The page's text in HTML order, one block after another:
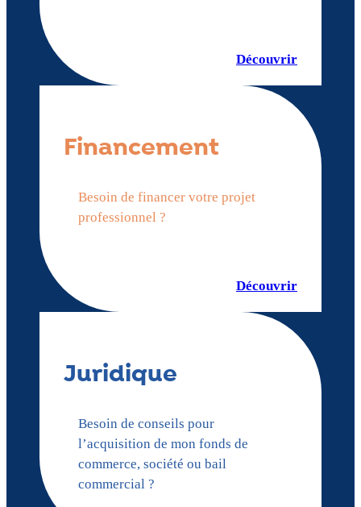
Découvrir
Financement
Besoin de financer votre projet
professionnel ?
Découvrir
Juridique
Besoin de conseils pour
l’acquisition de mon fonds de
commerce, société ou bail
commercial ?